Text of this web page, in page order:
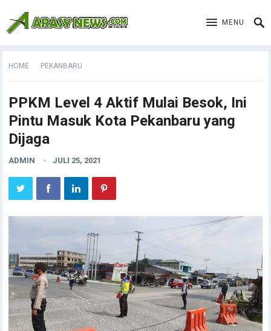
MENU
HOME PEKANBARU
PPKM Level 4 Aktif Mulai Besok, Ini
Pintu Masuk Kota Pekanbaru yang
Dijaga
ADMIN JULI 25, 2021